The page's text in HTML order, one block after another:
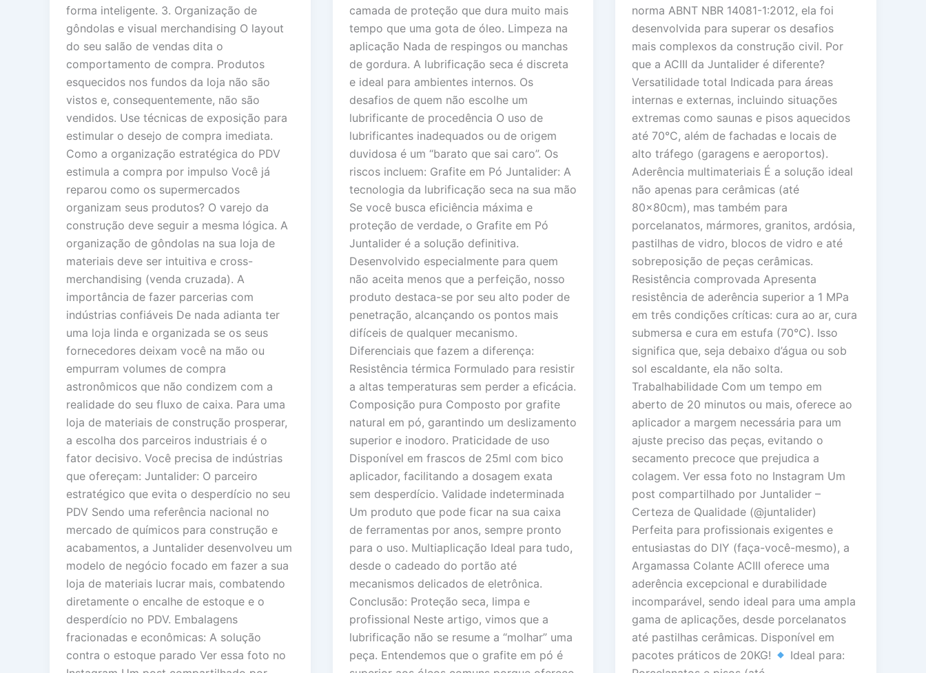
forma inteligente. 3. Organização de
gôndolas e visual merchandising O layout
do seu salão de vendas dita o
comportamento de compra. Produtos
esquecidos nos fundos da loja não são
vistos e, consequentemente, não são
vendidos. Use técnicas de exposição para
estimular o desejo de compra imediata.
Como a organização estratégica do PDV
estimula a compra por impulso Você já
reparou como os supermercados
organizam seus produtos? O varejo da
construção deve seguir a mesma lógica. A
organização de gôndolas na sua loja de
materiais deve ser intuitiva e cross-
merchandising (venda cruzada). A
importância de fazer parcerias com
indústrias confiáveis De nada adianta ter
uma loja linda e organizada se os seus
fornecedores deixam você na mão ou
empurram volumes de compra
astronômicos que não condizem com a
realidade do seu fluxo de caixa. Para uma
loja de materiais de construção prosperar,
a escolha dos parceiros industriais é o
fator decisivo. Você precisa de indústrias
que ofereçam: Juntalider: O parceiro
estratégico que evita o desperdício no seu
PDV Sendo uma referência nacional no
mercado de químicos para construção e
acabamentos, a Juntalider desenvolveu um
modelo de negócio focado em fazer a sua
loja de materiais lucrar mais, combatendo
diretamente o encalhe de estoque e o
desperdício no PDV. Embalagens
fracionadas e econômicas: A solução
contra o estoque parado Ver essa foto no
camada de proteção que dura muito mais
tempo que uma gota de óleo. Limpeza na
aplicação Nada de respingos ou manchas
de gordura. A lubrificação seca é discreta
e ideal para ambientes internos. Os
desafios de quem não escolhe um
lubrificante de procedência O uso de
lubrificantes inadequados ou de origem
duvidosa é um “barato que sai caro”. Os
riscos incluem: Grafite em Pó Juntalider: A
tecnologia da lubrificação seca na sua mão
Se você busca eficiência máxima e
proteção de verdade, o Grafite em Pó
Juntalider é a solução definitiva.
Desenvolvido especialmente para quem
não aceita menos que a perfeição, nosso
produto destaca-se por seu alto poder de
penetração, alcançando os pontos mais
difíceis de qualquer mecanismo.
Diferenciais que fazem a diferença:
Resistência térmica Formulado para resistir
a altas temperaturas sem perder a eficácia.
Composição pura Composto por grafite
natural em pó, garantindo um deslizamento
superior e inodoro. Praticidade de uso
Disponível em frascos de 25ml com bico
aplicador, facilitando a dosagem exata
sem desperdício. Validade indeterminada
Um produto que pode ficar na sua caixa
de ferramentas por anos, sempre pronto
para o uso. Multiaplicação Ideal para tudo,
desde o cadeado do portão até
mecanismos delicados de eletrônica.
Conclusão: Proteção seca, limpa e
profissional Neste artigo, vimos que a
lubrificação não se resume a “molhar” uma
peça. Entendemos que o grafite em pó é
norma ABNT NBR 14081-1:2012, ela foi
desenvolvida para superar os desafios
mais complexos da construção civil. Por
que a ACIII da Juntalider é diferente?
Versatilidade total Indicada para áreas
internas e externas, incluindo situações
extremas como saunas e pisos aquecidos
até 70°C, além de fachadas e locais de
alto tráfego (garagens e aeroportos).
Aderência multimateriais É a solução ideal
não apenas para cerâmicas (até
80x80cm), mas também para
porcelanatos, mármores, granitos, ardósia,
pastilhas de vidro, blocos de vidro e até
sobreposição de peças cerâmicas.
Resistência comprovada Apresenta
resistência de aderência superior a 1 MPa
em três condições críticas: cura ao ar, cura
submersa e cura em estufa (70°C). Isso
significa que, seja debaixo d’água ou sob
sol escaldante, ela não solta.
Trabalhabilidade Com um tempo em
aberto de 20 minutos ou mais, oferece ao
aplicador a margem necessária para um
ajuste preciso das peças, evitando o
secamento precoce que prejudica a
colagem. Ver essa foto no Instagram Um
post compartilhado por Juntalider –
Certeza de Qualidade (@juntalider)
Perfeita para profissionais exigentes e
entusiastas do DIY (faça-você-mesmo), a
Argamassa Colante ACIII oferece uma
aderência excepcional e durabilidade
incomparável, sendo ideal para uma ampla
gama de aplicações, desde porcelanatos
até pastilhas cerâmicas. Disponível em
pacotes práticos de 20KG!
Ideal para: